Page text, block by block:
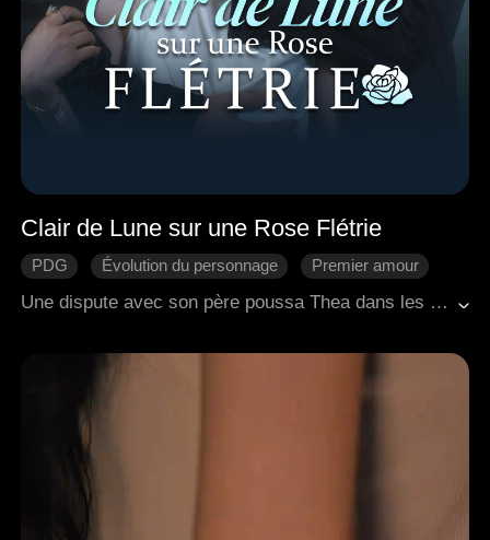
Clair de Lune sur une Rose Flétrie
PDG Évolution du personnage
Premier amour
Une dispute avec son père poussa Thea dans les bras de Danny, son prétendu sauveur, pour finalement découvrir qu'il était pris dans une toile de mensonges avec sa belle-sœur. Anéantie, elle épousa Felix, un patient supposé végétatif, qui en réalité simulait sa maladie par amour secret pour elle depuis des années. Alors que le lien entre Thea et Felix se renforçait, Danny eut une soudaine prise de conscience : il avait toujours été amoureux d'elle. Il découvrit également que la faveur qui lui avait sauvé la vie des années auparavant n'était qu'une invention, mais ces révélations arrivèrent trop tard pour changer le cours des événements.